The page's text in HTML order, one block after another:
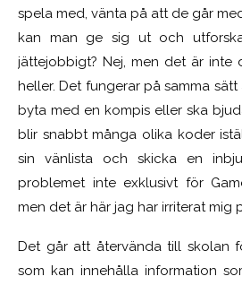
spela med, vänta på att de går
kan man ge sig ut och
jättejobbigt? Nej, men det är inte
heller. Det fungerar på samma
byta med en kompis eller ska
blir snabbt många olika koder
sin vänlista och skicka en
problemet inte exklusivt för
men det är här jag har irriterat mig
Det går att återvända till skolan
som kan innehålla information